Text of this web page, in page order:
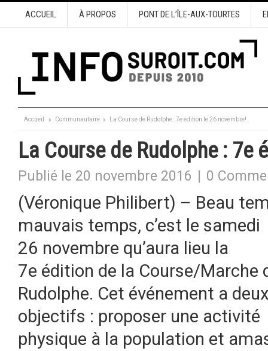
ACCUEIL À PROPOS PONT DE L’ÎLE-AUX-TOURTES
Accueil Communautaire La Course de Rudolphe : 7e édition le 26 novembre!
La Course de Rudolphe : 7e
Publié le 20 novembre 2016 0
(Véronique Philibert) – Beau
mauvais temps, c’est le samedi
26 novembre qu’aura lieu la
7e édition de la Course/Marche
Rudolphe. Cet événement a
objectifs : proposer une activité
physique à la population et